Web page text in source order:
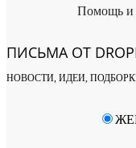
Помощь и
ПИСЬМА ОТ
НОВОСТИ, ИДЕИ,